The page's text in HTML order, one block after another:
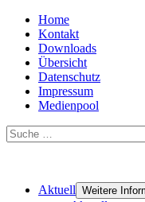
Home
Kontakt
Downloads
Übersicht
Datenschutz
Impressum
Medienpool
Aktuell Weitere